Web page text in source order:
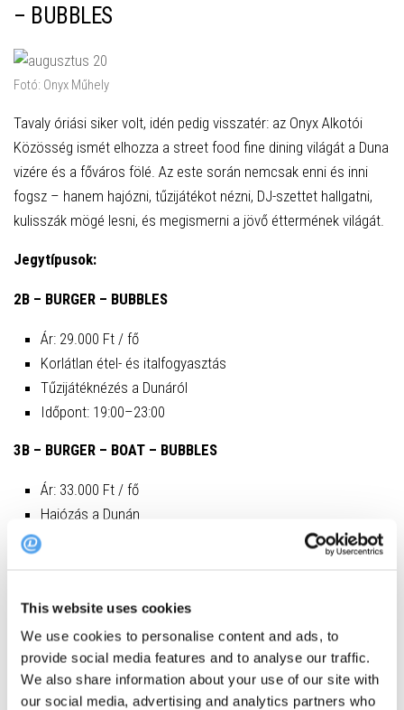
This website uses cookies
We use cookies to personalise content and ads, to
provide social media features and to analyse our traffic.
We also share information about your use of our site with
our social media, advertising and analytics partners who
– BUBBLES
Fotó: Onyx Műhely
Tavaly óriási siker volt, idén pedig visszatér: az Onyx Alkotói
Közösség ismét elhozza a street food fine dining világát a Duna
vizére és a főváros fölé. Az este során nemcsak enni és inni
fogsz – hanem hajózni, tűzijátékot nézni, DJ-szettet hallgatni,
kulisszák mögé lesni, és megismerni a jövő éttermének világát.
Jegytípusok:
2B – BURGER – BUBBLES
Ár: 29.000 Ft / fő
Korlátlan étel- és italfogyasztás
Tűzijátéknézés a Dunáról
Időpont: 19:00–23:00
3B – BURGER – BOAT – BUBBLES
Ár: 33.000 Ft / fő
Hajózás a Dunán
Korlátlan étel- és italfogyasztás
Ár: 45.000 Ft / fő
Kulisszák mögötti betekintés az Onyx Alkotói Közösség és